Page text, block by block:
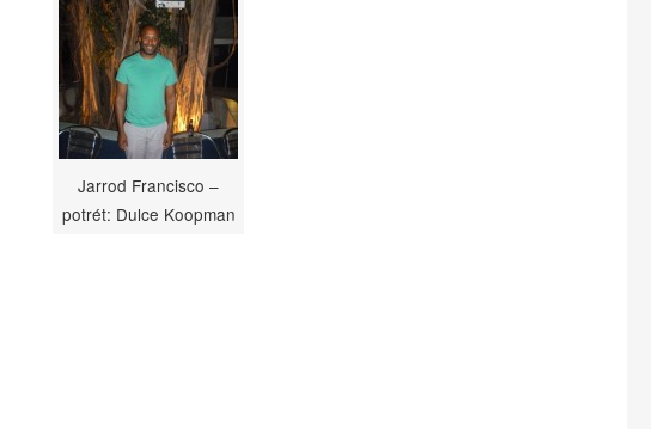
Jarrod Francisco –
potrét: Dulce Koopman